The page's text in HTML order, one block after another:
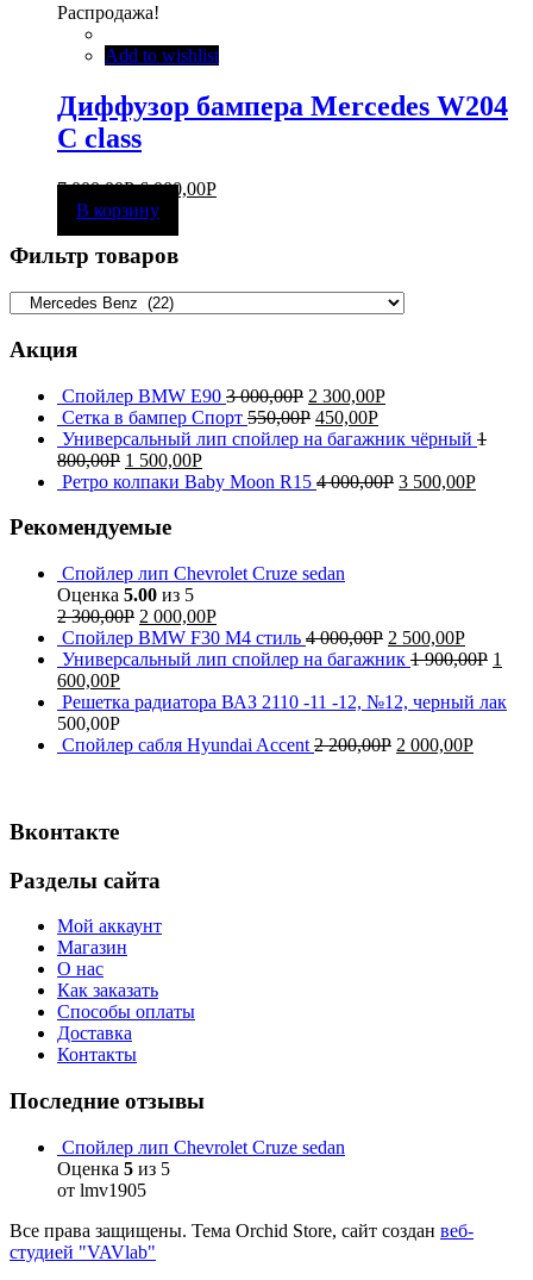
Распродажа!
Add to wishlist
Диффузор бампера Mercedes W204
C class
7 000,00Р 6 000,00Р
В корзину
Фильтр товаров
Акция
Спойлер BMW E90 3 000,00Р 2 300,00Р
Сетка в бампер Спорт 550,00Р 450,00Р
Универсальный лип спойлер на багажник чёрный 1
800,00Р 1 500,00Р
Ретро колпаки Baby Moon R15 4 000,00Р 3 500,00Р
Рекомендуемые
Спойлер лип Chevrolet Cruze sedan
Оценка 5.00 из 5
2 300,00Р 2 000,00Р
Спойлер BMW F30 M4 стиль 4 000,00Р 2 500,00Р
Универсальный лип спойлер на багажник 1 900,00Р 1
600,00Р
Решетка радиатора ВАЗ 2110 -11 -12, №12, черный лак
500,00Р
Спойлер сабля Hyundai Accent 2 200,00Р 2 000,00Р
Вконтакте
Разделы сайта
Мой аккаунт
Магазин
О нас
Как заказать
Способы оплаты
Доставка
Контакты
Последние отзывы
Спойлер лип Chevrolet Cruze sedan
Оценка 5 из 5
от lmv1905
Все права защищены. Тема Orchid Store, сайт создан веб-
студией "VAVlab"